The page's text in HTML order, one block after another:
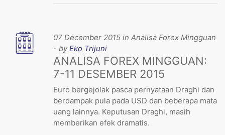
07 December 2015 in Analisa Forex Mingguan
- byEko Trijuni
ANALISA FOREX MINGGUAN:
7-11 DESEMBER 2015
Euro bergejolak pasca pernyataan Draghi dan
berdampak pula pada USD dan beberapa mata
uang lainnya. Keputusan Draghi, masih
memberikan efek dramatis.